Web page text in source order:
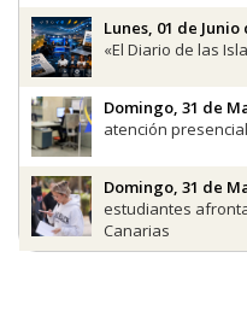
Lunes, 01 de Junio
«El Diario de las
Domingo, 31 de
atención
Domingo, 31 de
estudiantes
Canarias